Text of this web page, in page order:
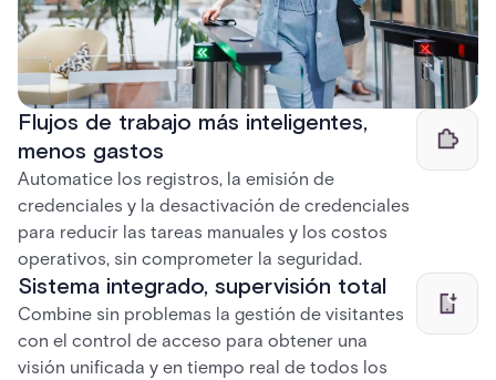
Flujos de trabajo más inteligentes,
menos gastos
Automatice los registros, la emisión de
credenciales y la desactivación de credenciales
para reducir las tareas manuales y los costos
operativos, sin comprometer la seguridad.
Sistema integrado, supervisión total
Combine sin problemas la gestión de visitantes
con el control de acceso para obtener una
visión unificada y en tiempo real de todos los